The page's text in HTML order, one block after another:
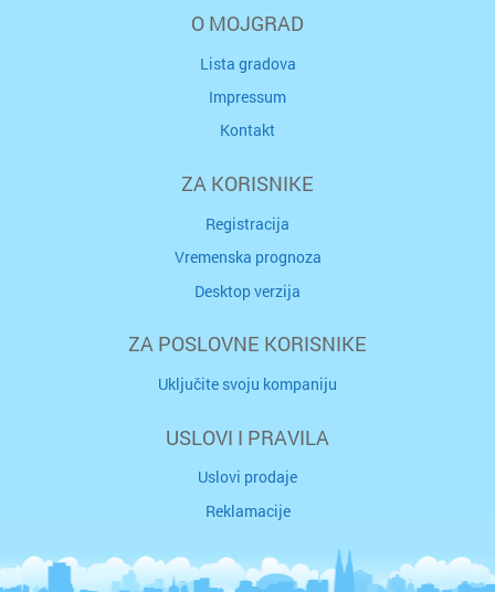
O MOJGRAD
Lista gradova
Impressum
Kontakt
ZA KORISNIKE
Registracija
Vremenska prognoza
Desktop verzija
ZA POSLOVNE KORISNIKE
Uključite svoju kompaniju
USLOVI I PRAVILA
Uslovi prodaje
Reklamacije